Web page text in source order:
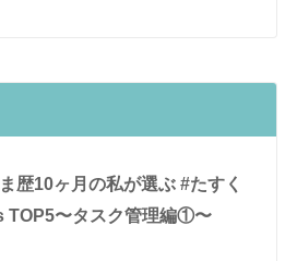
歴10ヶ月の私が選ぶ #たすく
TOP5〜タスク管理編①〜